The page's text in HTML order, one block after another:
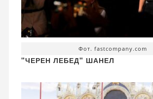
Фот. fastcompany.com
"ЧЕРЕН ЛЕБЕД" ШАНЕЛ